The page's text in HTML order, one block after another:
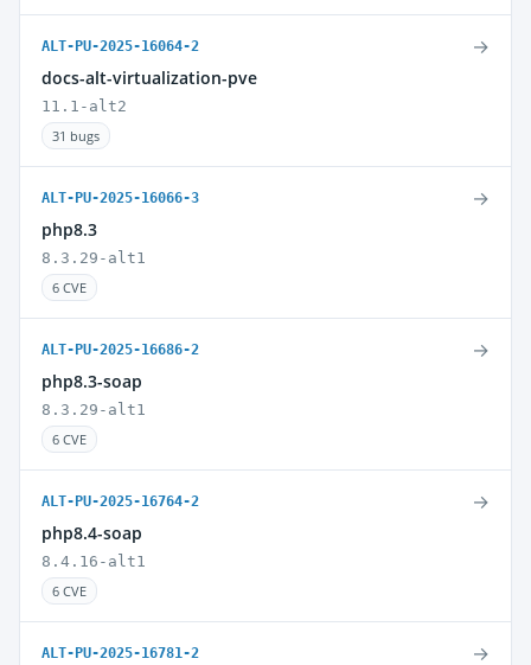
ALT-PU-2025-16064-2
docs-alt-virtualization-pve
11.1-alt2
31 bugs
→
ALT-PU-2025-16066-3
php8.3
8.3.29-alt1
6 CVE
→
ALT-PU-2025-16686-2
php8.3-soap
8.3.29-alt1
6 CVE
→
ALT-PU-2025-16764-2
php8.4-soap
8.4.16-alt1
6 CVE
→
ALT-PU-2025-16781-2 →